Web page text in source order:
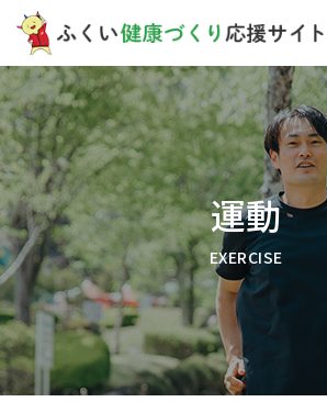
運動
EXERCISE